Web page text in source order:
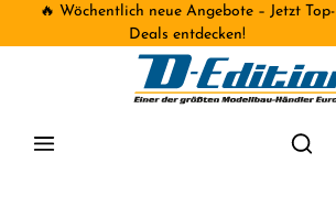
🔥 Wöchentlich neue Angebote – Jetzt Top-
Deals entdecken!